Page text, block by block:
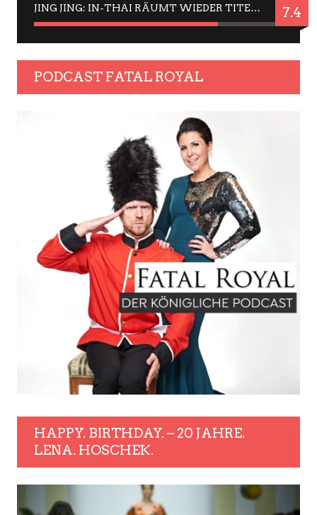
JING JING: IN-THAI RÄUMT WIEDER TITEL AB – EIN ZWEI-STUNDEN-ERLEBNISBERICHT 7.4
PODCAST FATAL ROYAL
HAPPY. BIRTHDAY. – 20 JAHRE.
LENA. HOSCHEK.